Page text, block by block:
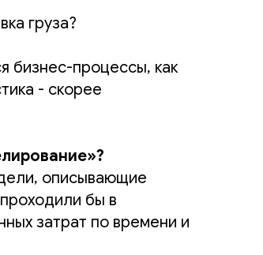
груза?
бизнес-процессы, как
- скорее
описывающие
бы в
затрат по времени и